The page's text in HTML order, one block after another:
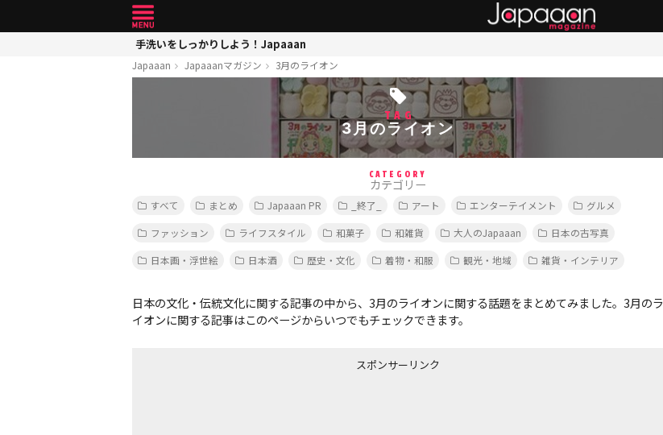
手洗いをしっかりしよう！Japaaan
Japaaan Japaaanマガジン 3月のライオン
TAG
3月のライオン
CATEGORY
カテゴリー
すべて まとめ Japaaan PR _終了_ アート エンターテイメント
グルメ
ファッション
ライフスタイル 和菓子 和雑貨 大人のJapaaan
日本の古写真
日本画・浮世絵
日本酒 歴史・文化 着物・和服 観光・地域 雑貨・インテリア
日本の文化・伝統文化に関する記事の中から、3月のライオンに関する話題をまとめてみました。3月のラ
イオンに関する記事はこのページからいつでもチェックできます。
スポンサーリンク